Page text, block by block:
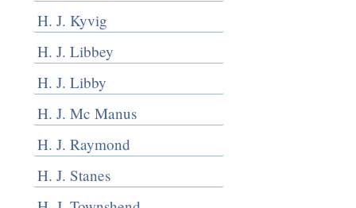
H. J. Kyvig
H. J. Libbey
H. J. Libby
H. J. Mc Manus
H. J. Raymond
H. J. Stanes